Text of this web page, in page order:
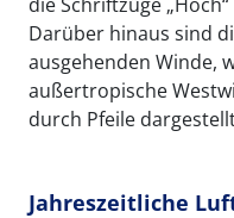
Darüber hinaus sind
ausgehenden Winde,
außertropische
durch Pfeile
Jahreszeitliche